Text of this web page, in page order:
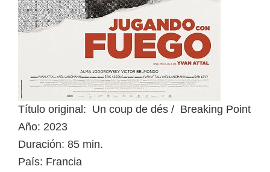
Título original: Un coup de dés / Breaking Point
Año: 2023
Duración: 85 min.
País: Francia